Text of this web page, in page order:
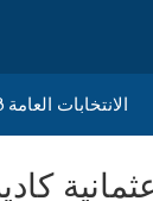
الانتخابات العامة 2023